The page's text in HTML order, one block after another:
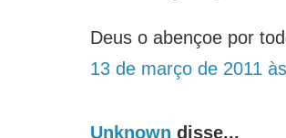
Deus o abençoe por
13 de março de 2011
Unknown disse...